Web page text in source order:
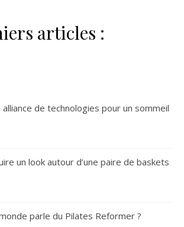
articles :
de technologies pour un sommeil
un look autour d’une paire de baskets
parle du Pilates Reformer ?